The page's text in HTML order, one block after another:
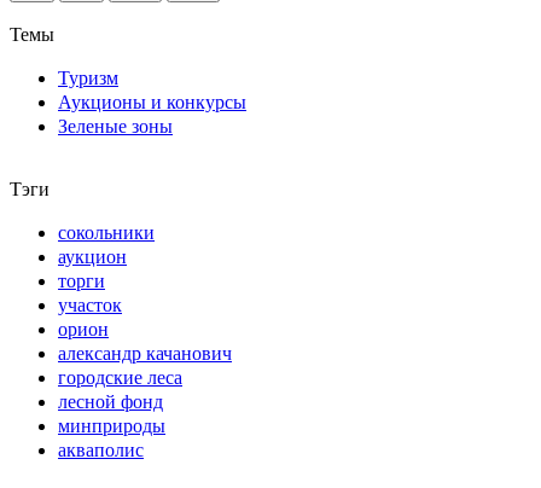
Темы
Туризм
Аукционы и конкурсы
Зеленые зоны
Тэги
сокольники
аукцион
торги
участок
орион
александр качанович
городские леса
лесной фонд
минприроды
акваполис